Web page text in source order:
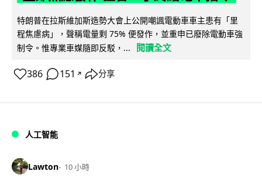
特朗普在拉斯維加斯造勢大會上公開嘲諷電動車車主患有「里
程焦慮病」，聲稱電量剩 75% 便發作，並重申已廢除電動車強
制令。惟專業車媒隨即反駁，...
閱讀全文
386 151 ↗ 分享
人工智能
Lawton 10 小時